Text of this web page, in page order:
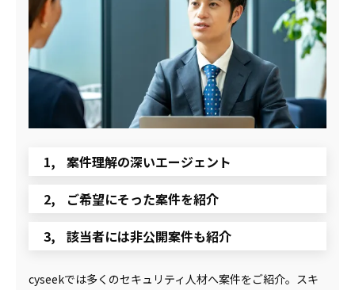
案件理解の深いエージェント
ご希望にそった案件を紹介
該当者には非公開案件も紹介
cyseekでは多くのセキュリティ人材へ案件をご紹介。スキ